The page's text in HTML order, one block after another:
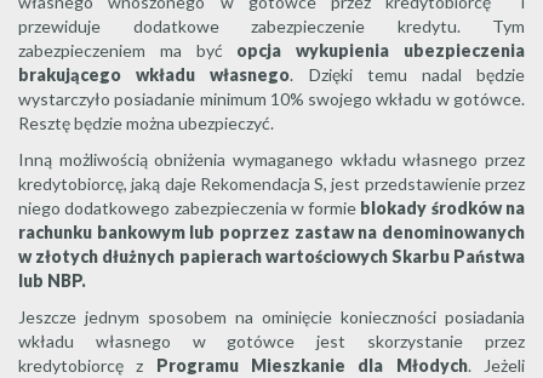
przewiduje dodatkowe zabezpieczenie kredytu. Tym
zabezpieczeniem ma być opcja wykupienia ubezpieczenia
brakującego wkładu własnego. Dzięki temu nadal będzie
wystarczyło posiadanie minimum 10% swojego wkładu w gotówce.
Resztę będzie można ubezpieczyć.
Inną możliwością obniżenia wymaganego wkładu własnego przez
kredytobiorcę, jaką daje Rekomendacja S, jest przedstawienie przez
niego dodatkowego zabezpieczenia w formie blokady środków na
rachunku bankowym lub poprzez zastaw na denominowanych
w złotych dłużnych papierach wartościowych Skarbu Państwa
lub NBP.
Jeszcze jednym sposobem na ominięcie konieczności posiadania
wkładu własnego w gotówce jest skorzystanie przez
kredytobiorcę z Programu Mieszkanie dla Młodych. Jeżeli